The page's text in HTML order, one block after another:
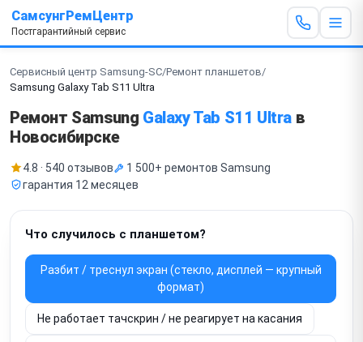
СамсунгРемЦентр
Постгарантийный сервис
Сервисный центр Samsung-SC/Ремонт планшетов/
Samsung Galaxy Tab S11 Ultra
Ремонт Samsung Galaxy Tab S11 Ultra в
Новосибирске
4.8 · 540 отзывов
1 500+ ремонтов Samsung
гарантия 12 месяцев
Что случилось с планшетом?
Разбит / треснул экран (стекло, дисплей — крупный
формат)
Не работает тачскрин / не реагирует на касания